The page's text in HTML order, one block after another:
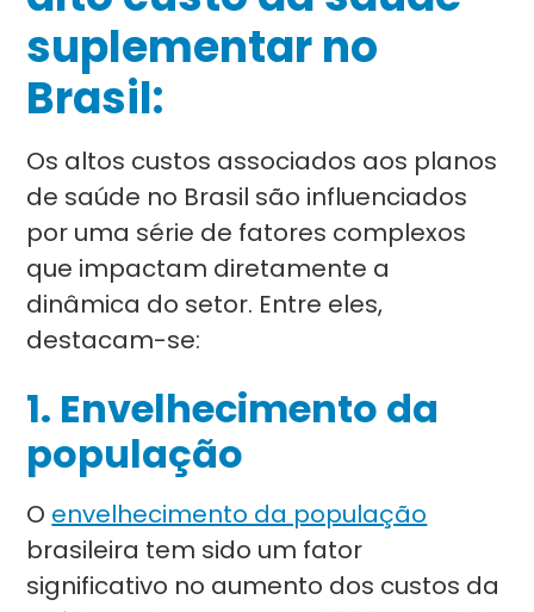
suplementar no
Brasil:
Os altos custos associados aos planos
de saúde no Brasil são influenciados
por uma série de fatores complexos
que impactam diretamente a
dinâmica do setor. Entre eles,
destacam-se:
1. Envelhecimento da
população
O envelhecimento da população
brasileira tem sido um fator
significativo no aumento dos custos da